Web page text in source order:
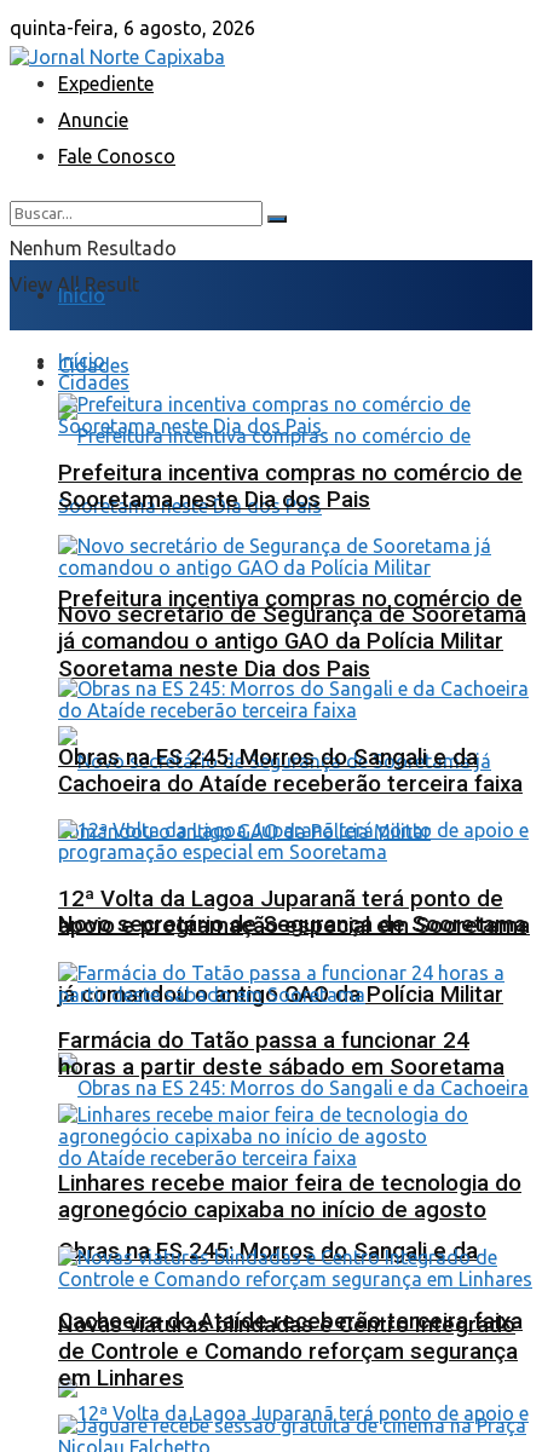
quinta-feira, 6 agosto, 2026
Expediente
Anuncie
Fale Conosco
Nenhum Resultado
View All Result
Início
Cidades
Prefeitura incentiva compras no comércio de
Sooretama neste Dia dos Pais
Novo secretário de Segurança de Sooretama
já comandou o antigo GAO da Polícia Militar
Obras na ES 245: Morros do Sangali e da
Cachoeira do Ataíde receberão terceira faixa
Início
Cidades
Prefeitura incentiva compras no comércio de
Sooretama neste Dia dos Pais
Novo secretário de Segurança de Sooretama
já comandou o antigo GAO da Polícia Militar
Obras na ES 245: Morros do Sangali e da
Cachoeira do Ataíde receberão terceira faixa
12ª Volta da Lagoa Juparanã terá ponto de
apoio e programação especial em Sooretama
Farmácia do Tatão passa a funcionar 24
horas a partir deste sábado em Sooretama
Linhares recebe maior feira de tecnologia do
agronegócio capixaba no início de agosto
Novas viaturas blindadas e Centro Integrado
de Controle e Comando reforçam segurança
em Linhares